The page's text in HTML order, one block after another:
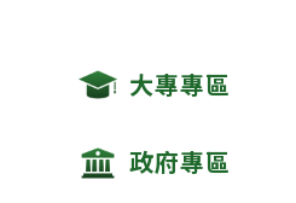
大專專區
政府專區